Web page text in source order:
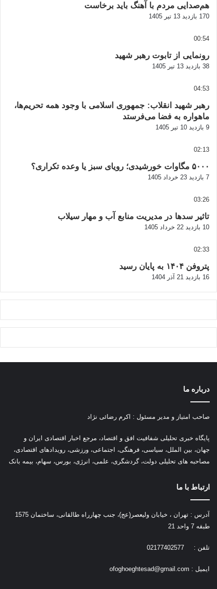
هم‌صدایی مردم با آهنگ باید برخاست
170 بازدید 13 تیر 1405
00:54
رونمایی از تابوت رهبر شهید
38 بازدید 13 تیر 1405
04:53
رهبر شهید انقلاب: جمهوری اسلامی با وجود همه تحریم‌ها،
ماهواره به فضا می‌فرستد
9 بازدید 10 تیر 1405
02:13
۵۰۰۰ مگاوات خورشیدی؛ رویای سبز یا وعده تکراری؟
7 بازدید 23 خرداد 1405
03:26
تاثیر سدها در مدیریت منابع آب و مهار سیلاب
10 بازدید 22 خرداد 1405
02:33
پتروفن ۱۴۰۴ به پایان رسید
16 بازدید 21 آذر 1404
درباره ما
صاحب امتیاز و مدیر مسئول : اکرم رضائی نژاد
پایگاه خبری تحلیلی شفافیت افق و اقتصاد، مرجع اخبار اقتصادی ایران و
جهان، بین الملل، سیاسی، فرهنگی، اجتماعی، ورزشی، رویدادهای اقتصادی،
مصاحبه های تحلیلی دولت، گردشگری، علمی، انرژی، بورس، سهام، بیمه بانک
ارتباط با ما
آدرس : تهران ، خیابان ولیعصر(عج)، جنب چهارراه طالقانی، ساختمان 1575
طبقه 7 واحد 21
تلفن : 02177402577
ایمیل : ofoghoeghtesad@gmail.com